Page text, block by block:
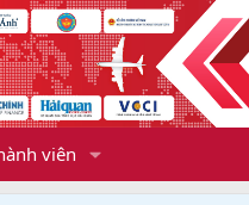
viên